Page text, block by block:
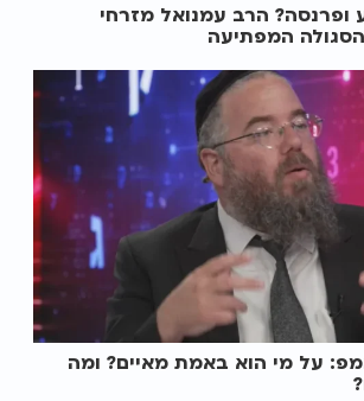
ופרנסה? הרב עמנואל מזרחי
המפתיעה
על מי הוא באמת מאיים? ומה